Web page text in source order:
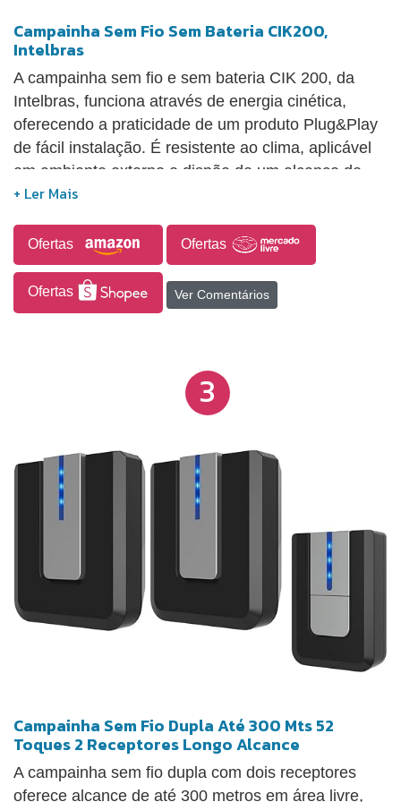
Campainha Sem Fio Sem Bateria CIK200,
Intelbras
A campainha sem fio e sem bateria CIK 200, da
Intelbras, funciona através de energia cinética,
oferecendo a praticidade de um produto Plug&Play
de fácil instalação. É resistente ao clima, aplicável
em ambiente externo e dispõe de um alcance de
até 100m em campo aberto, sem a necessidade de
permite a integração com mais dispositivos da
mesma família, expandindo assim as possibilidades
de controle de acesso. Dispõe ainda de volume
ajustável em quatro níveis e cinco tipos de toques
transmissores. A alimentação do módulo interno se
dá automaticamente, tanto em 110v quanto em
cinética, eliminando a necessidade de bateria.
Ofertas Ofertas
Ofertas Ver Comentários
3
Campainha Sem Fio Dupla Até 300 Mts 52
Toques 2 Receptores Longo Alcance
A campainha sem fio dupla com dois receptores
oferece alcance de até 300 metros em área livre,